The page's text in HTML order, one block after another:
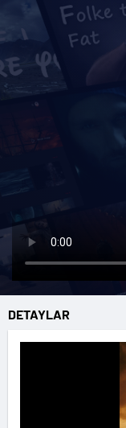
DETAYLAR